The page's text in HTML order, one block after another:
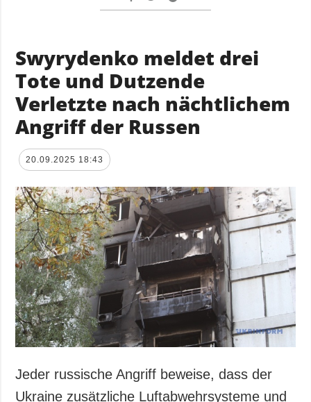
Swyrydenko meldet drei
Tote und Dutzende
Verletzte nach nächtlichem
Angriff der Russen
20.09.2025 18:43
Jeder russische Angriff beweise, dass der
Ukraine zusätzliche Luftabwehrsysteme und